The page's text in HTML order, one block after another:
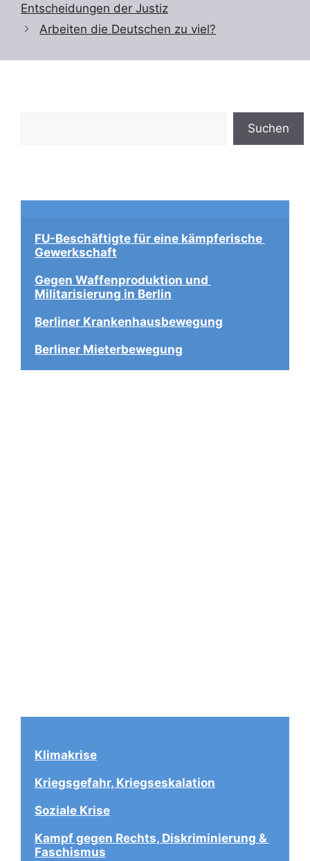
Entscheidungen der Justiz
Arbeiten die Deutschen zu viel?
Suchen
FU-Beschäftigte für eine kämpferische
Gewerkschaft
Gegen Waffenproduktion und
Militarisierung in Berlin
Berliner Krankenhausbewegung
Berliner Mieterbewegung
Klimakrise
Kriegsgefahr, Kriegseskalation
Soziale Krise
Kampf gegen Rechts, Diskriminierung &
Faschismus